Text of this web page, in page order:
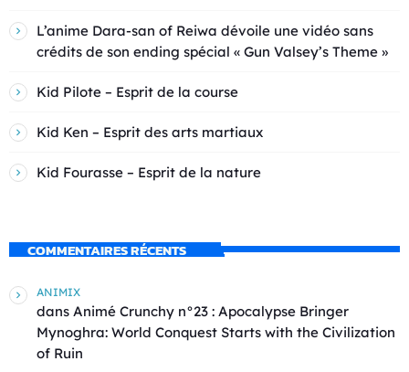
L’anime Dara-san of Reiwa dévoile une vidéo sans
crédits de son ending spécial « Gun Valsey’s Theme »
Kid Pilote – Esprit de la course
Kid Ken – Esprit des arts martiaux
Kid Fourasse – Esprit de la nature
COMMENTAIRES RÉCENTS
ANIMIX
dans Animé Crunchy n°23 : Apocalypse Bringer
Mynoghra: World Conquest Starts with the Civilization
of Ruin